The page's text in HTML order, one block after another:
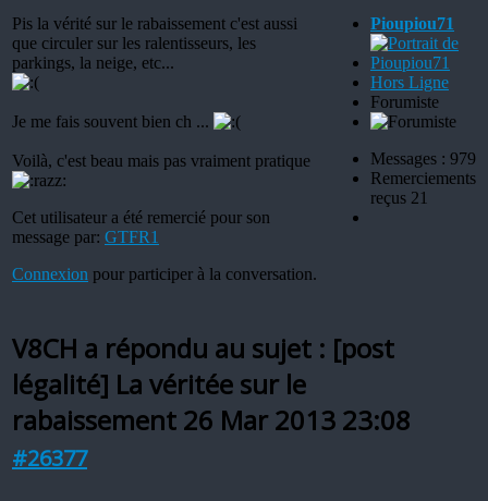
Pis la vérité sur le rabaissement c'est aussi
que circuler sur les ralentisseurs, les
parkings, la neige, etc...
Je me fais souvent bien ch ...
Voilà, c'est beau mais pas vraiment pratique
Cet utilisateur a été remercié pour son
message par: GTFR1
Connexion pour participer à la conversation.
Pioupiou71
Hors Ligne
Forumiste
Messages : 979
Remerciements
reçus 21
V8CH a répondu au sujet : [post
légalité] La véritée sur le
rabaissement 26 Mar 2013 23:08
#26377